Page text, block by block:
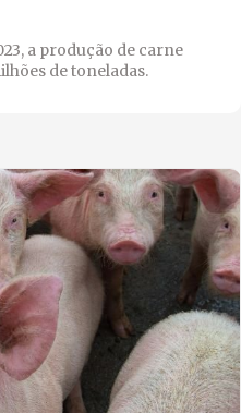
a produção de carne
de toneladas.